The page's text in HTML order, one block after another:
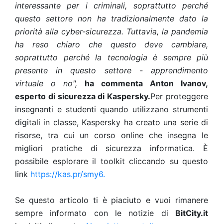
interessante per i criminali, soprattutto perché
questo settore non ha tradizionalmente dato la
priorità alla cyber-sicurezza. Tuttavia, la pandemia
ha reso chiaro che questo deve cambiare,
soprattutto perché la tecnologia è sempre più
presente in questo settore - apprendimento
virtuale o no", ha commenta Anton Ivanov,
esperto di sicurezza di Kaspersky.Per proteggere
insegnanti e studenti quando utilizzano strumenti
digitali in classe, Kaspersky ha creato una serie di
risorse, tra cui un corso online che insegna le
migliori pratiche di sicurezza informatica. È
possibile esplorare il toolkit cliccando su questo
link https://kas.pr/smy6.
Se questo articolo ti è piaciuto e vuoi rimanere
sempre informato con le notizie di BitCity.it